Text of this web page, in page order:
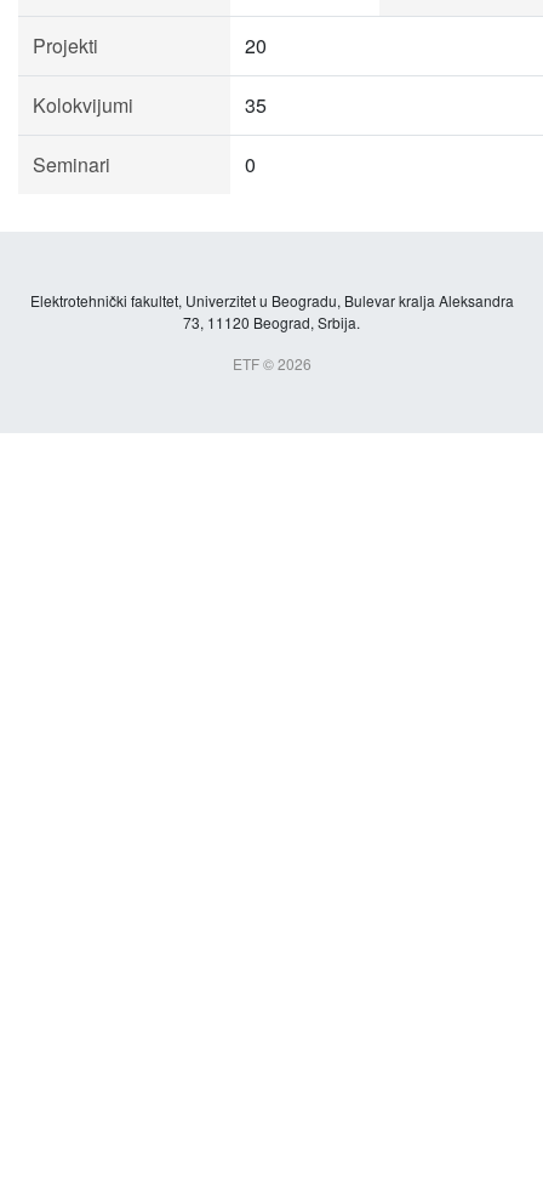
Projekti 20
Kolokvijumi 35
Seminari 0
Elektrotehnički fakultet, Univerzitet u Beogradu, Bulevar kralja Aleksandra
73, 11120 Beograd, Srbija.
ETF © 2026